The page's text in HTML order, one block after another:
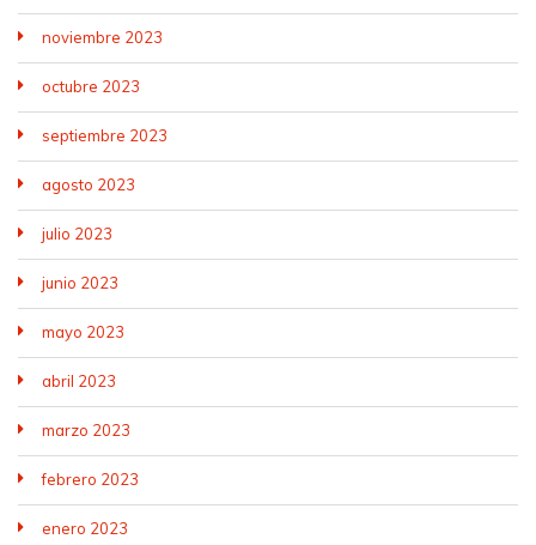
noviembre 2023
octubre 2023
septiembre 2023
agosto 2023
julio 2023
junio 2023
mayo 2023
abril 2023
marzo 2023
febrero 2023
enero 2023